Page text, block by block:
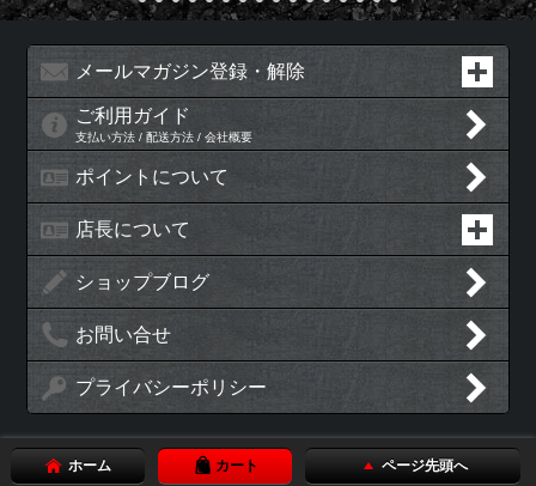
メールマガジン登録・解除
ご利用ガイド
支払い方法 / 配送方法 / 会社概要
ポイントについて
店長について
ショップブログ
お問い合せ
プライバシーポリシー
ホーム カート ページ先頭へ